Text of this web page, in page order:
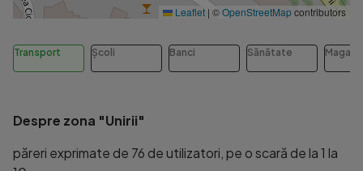
Leaflet | ©OpenStreetMapcontributors
Transport Școli Banci Sănătate
Despre zona "Unirii"
păreri exprimate de 76 de utilizatori, pe o scară de la 1 la